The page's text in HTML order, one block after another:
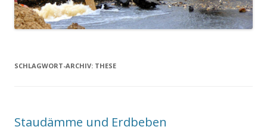
SCHLAGWORT-ARCHIV: THESE
Staudämme und Erdbeben